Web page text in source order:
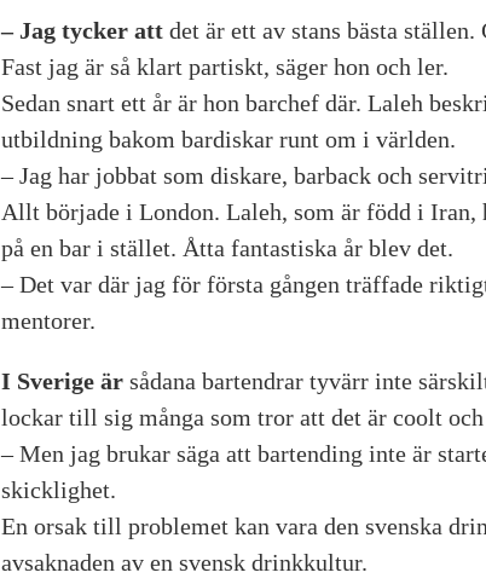
– Jag tycker att det är ett av stans bästa
Fast jag är så klart partiskt, säger hon och ler.
Sedan snart ett år är hon barchef där. Laleh
utbildning bakom bardiskar runt om i världen.
– Jag har jobbat som diskare, barback och
Allt började i London. Laleh, som är född i
på en bar i stället. Åtta ­fantastiska år blev det.
– Det var där jag för första gången träffade
mentorer.
I Sverige är sådana bartendrar ­tyvärr inte
lockar till sig många som tror att det är coolt
– Men jag brukar säga att bartending inte är
skicklighet.
En orsak till problemet kan vara den svenska
avsaknaden av en svensk drinkkultur.